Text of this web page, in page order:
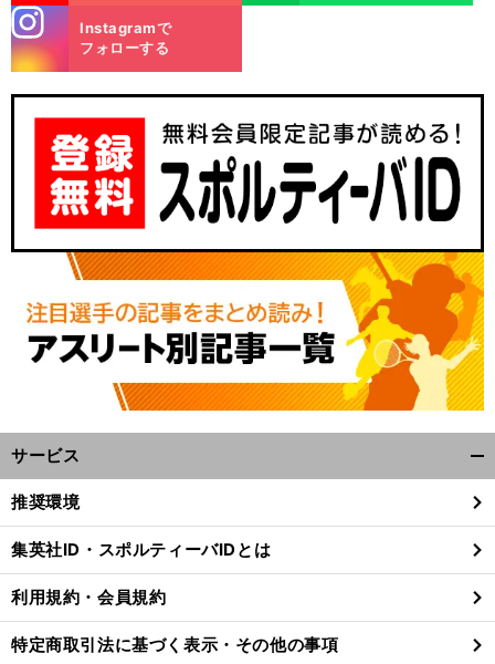
」
・
、
へ
m
Instagramで
フォローする
サービス
閉
る
推奨環境
集英社ID・スポルティーバIDとは
利用規約・会員規約
特定商取引法に基づく表示・その他の事項